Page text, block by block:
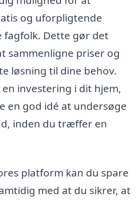
og uforpligtende
fagfolk. Dette gør det
sammenligne priser og
løsning til dine behov.
investering i dit hjem,
en god idé at undersøge
inden du træffer en
platform kan du spare
med at du sikrer, at